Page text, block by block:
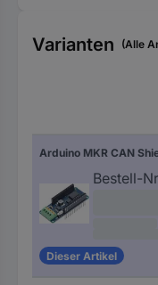
Varianten (Alle
Arduino MKR CAN
Bestell-
Dieser Artikel